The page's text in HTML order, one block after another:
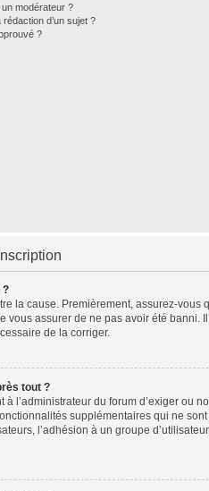
modérateur ?
d’un sujet ?
?
?
la cause. Premièrement, assurez-vous
vous assurer de ne pas avoir été
de la corriger.
tout ?
l’administrateur du forum d’exiger ou
supplémentaires qui ne
l’adhésion à un groupe